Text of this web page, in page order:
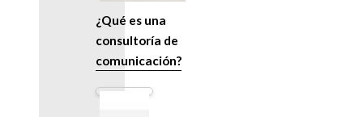
¿Qué es una
consultoría de
comunicación?